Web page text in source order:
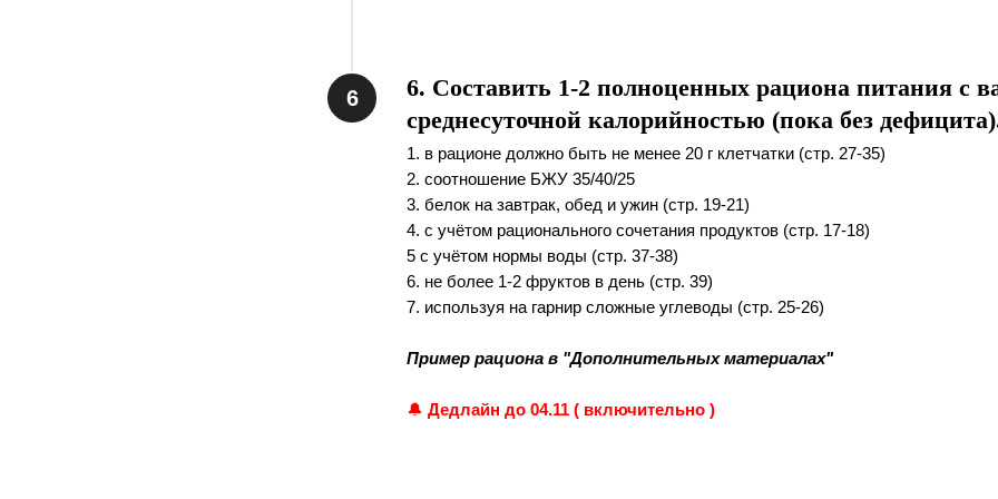
6. Составить 1-2 полноценных рациона питания с
среднесуточной калорийностью (пока без
1. в рационе должно быть не менее 20 г клетчатки (стр. 27-35)
2. соотношение БЖУ 35/40/25
3. белок на завтрак, обед и ужин (стр. 19-21)
4. с учётом рационального сочетания продуктов (стр. 17-18)
5 с учётом нормы воды (стр. 37-38)
6. не более 1-2 фруктов в день (стр. 39)
7. используя на гарнир сложные углеводы (стр. 25-26)
Пример рациона в "Дополнительных материалах"
🔔 Дедлайн до 04.11 ( включительно )